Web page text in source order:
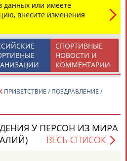
Камиль
АБДУЛАЗИЗОВ
Загалав
АБДУЛБЕКОВ
ПЕРСОНЫ
данных или имеете
внесите изменения
СПОРТИВНЫЕ
НОВОСТИ И
КОММЕНТАРИИ
ПРИВЕТСТВИЕ / ПОЗДРАВЛЕНИЕ /
У ПЕРСОН ИЗ МИРА
ВЕСЬ СПИСОК
Дмитрий